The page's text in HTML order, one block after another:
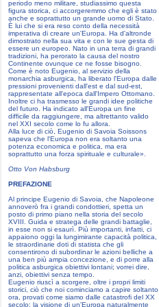
periodo meno militare, studiassimo questa
figura storica, ci accorgeremmo che egli è stato
anche e soprattutto un grande uomo di Stato.
È lui che si era reso conto della necessità
imperativa di creare un'Europa. Ha d'altronde
dimostrato nella sua vita e con le sue gesta di
essere un europeo. Nato in una terra di grandi
tradizioni, ha perorato la causa del nostro
Continente ovunque ce ne fosse bisogno.
Come è noto Eugenio, al servizio della
monarchia asburgica, ha liberato l'Europa dalle
pressioni provenienti dall'est e dal sud-est,
rappresentate all'epoca dall'Impero Ottomano.
Inoltre ci ha trasmesso le grandi idee politiche
del futuro. Ha indicato all'Europa un fine
difficile da raggiungere, ma altrettanto valido
nel XXI secolo come lo fu allora.
Alla luce di ciò, Eugenio di Savoia Soissons
sapeva che l'Europa non era soltanto una
potenza economica e politica, ma era
soprattutto una forza spirituale e culturale».
Otto Von Habsburg
PREFAZIONE
Al principe Eugenio di Savoia, che Napoleone
annoverò fra i grandi condottieri, spetta un
posto di primo piano nella storia del secolo
XVIII. Guida e stratega delle grandi battaglie,
in esse non si esaurì. Più importanti, infatti, ci
appaiono oggi la lungimirante capacità politica,
le straordinarie doti di statista che gli
consentirono di subordinar le azioni belliche a
una ben più ampia concezione, e di porre alla
politica asburgica obiettivi lontani; vorrei dire,
anzi, obiettivi senza tempo.
Eugenio riuscì a scorgere, oltre i propri limiti
storici, ciò che noi cominciamo a capire soltanto
ora, provati come siamo dalle catastrofi del XX
secolo: la visione di un'Europa naturalmente